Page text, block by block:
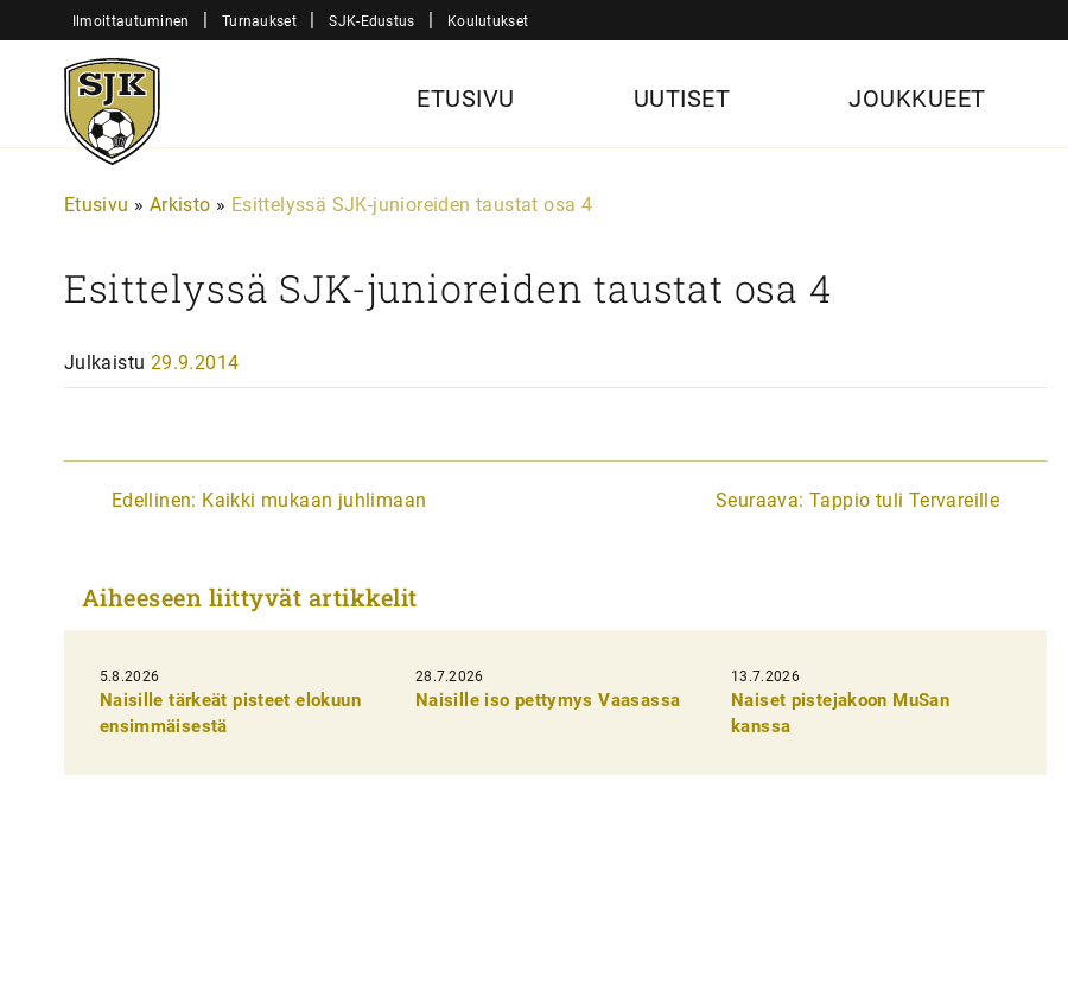
sisältöön
Ilmoittautuminen | Turnaukset | SJK-Edustus | Koulutukset
Sjk-
Juniorit
ETUSIVU UUTISET JOUKKUEET
Etusivu » Arkisto » Esittelyssä SJK-junioreiden taustat osa 4
Esittelyssä SJK-junioreiden taustat osa 4
Julkaistu 29.9.2014
A
i
k
e
Edellinen: Kaikki mukaan juhlimaan Seuraava: Tappio tuli Tervareille
Aiheeseen liittyvät artikkelit
5.8.2026
Naisille tärkeät pisteet elokuun
ensimmäisestä
28.7.2026
Naisille iso pettymys Vaasassa
13.7.2026
Naiset pistejakoon MuSan
kanssa